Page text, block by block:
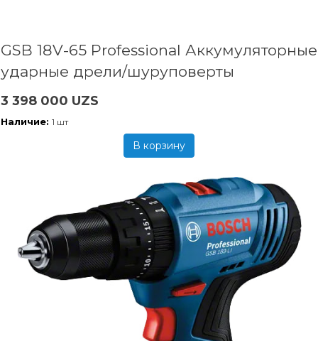
GSB 18V-65 Professional Аккумуляторные
ударные дрели/шуруповерты
3 398 000 UZS
Наличие: 1 шт
В корзину